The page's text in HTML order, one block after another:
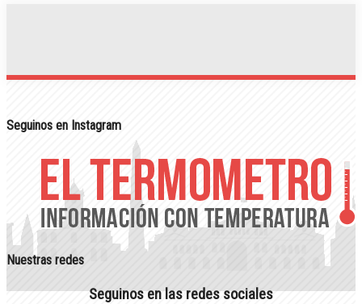
Seguinos en Instagram
Nuestras redes
Seguinos en las redes sociales